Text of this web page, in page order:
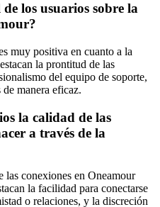
los usuarios sobre la
muy positiva en cuanto a la
la prontitud de las
del equipo de soporte,
manera eficaz.
la calidad de las
a través de la
las conexiones en Oneamour
la facilidad para conectarse
o relaciones, y la discreción